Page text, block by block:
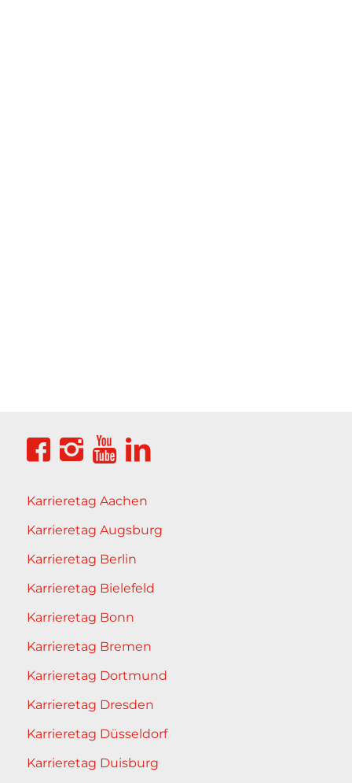
Karrieretag Aachen
Karrieretag Augsburg
Karrieretag Berlin
Karrieretag Bielefeld
Karrieretag Bonn
Karrieretag Bremen
Karrieretag Dortmund
Karrieretag Dresden
Karrieretag Düsseldorf
Karrieretag Duisburg